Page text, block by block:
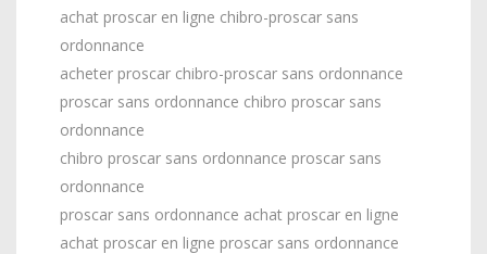
achat proscar en ligne chibro-proscar sans
ordonnance
acheter proscar chibro-proscar sans ordonnance
proscar sans ordonnance chibro proscar sans
ordonnance
chibro proscar sans ordonnance proscar sans
ordonnance
proscar sans ordonnance achat proscar en ligne
achat proscar en ligne proscar sans ordonnance